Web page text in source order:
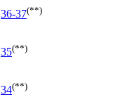
36-37(**)
35(**)
34(**)